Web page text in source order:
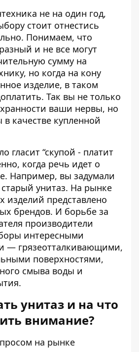
не на один год,
стоит отнестись
Понимаем, что
и не все могут
сумму на
но когда на кону
изделие, в таком
Так вы не только
ваши нервы, но
в качестве купленной
гласит “скупой - платит
когда речь идет о
Например, вы задумали
унитаз. На рынке
изделий представлено
брендов. И борьбе за
производители
интересными
— грязеотталкивающими,
поверхностями,
смыва воды и
унитаз и на что
внимание?
на рынке